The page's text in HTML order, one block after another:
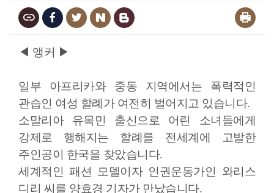
◀ 앵커 ▶
일부 아프리카와 중동 지역에서는 폭력적인
관습인 여성 할례가 여전히 벌어지고 있습니다.
소말리아 유목민 출신으로 어린 소녀들에게
강제로 행해지는 할례를 전세계에 고발한
주인공이 한국을 찾았습니다.
세계적인 패션 모델이자 인권운동가인 와리스
디리 씨를 양효경 기자가 만났습니다.